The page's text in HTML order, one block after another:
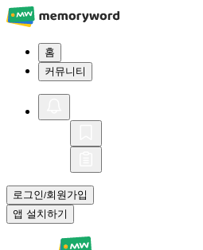
홈
커뮤니티
로그인/회원가입
앱 설치하기